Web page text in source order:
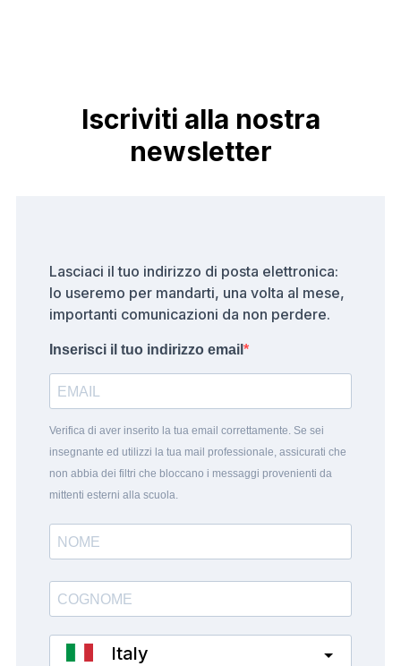
Iscriviti alla nostra
newsletter
Lasciaci il tuo indirizzo di posta elettronica:
lo useremo per mandarti, una volta al mese,
importanti comunicazioni da non perdere.
Inserisci il tuo indirizzo email
Verifica di aver inserito la tua email correttamente. Se sei
insegnante ed utilizzi la tua mail professionale, assicurati che
non abbia dei filtri che bloccano i messaggi provenienti da
mittenti esterni alla scuola.
Italy